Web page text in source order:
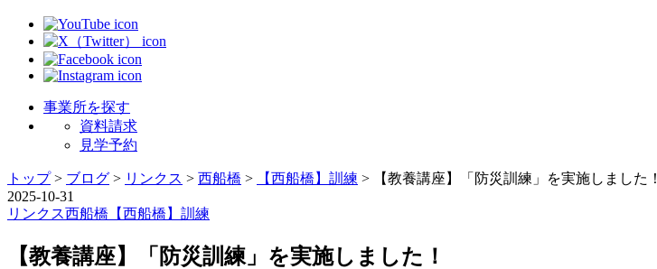
事業所を探す
資料請求
見学予約
トップ> ブログ > リンクス > 西船橋 > 【西船橋】訓練 >
【教養講座】「防災訓練」を実施しました！
2025-10-31
リンクス西船橋 【西船橋】訓練
【教養講座】「防災訓練」を実施しました！